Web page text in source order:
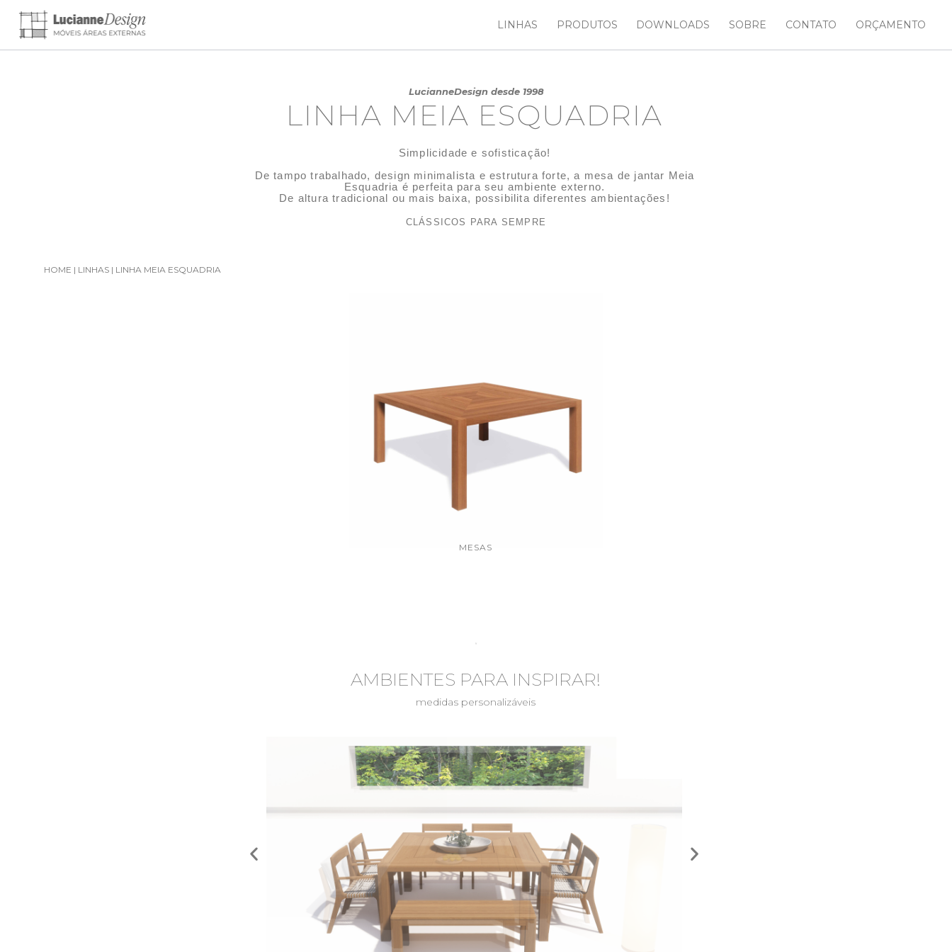
LINHAS PRODUTOS DOWNLOADS SOBRE CONTATO ORÇAMENTO
LucianneDesign desde 1998
LINHA MEIA ESQUADRIA
Simplicidade e sofisticação!
De tampo trabalhado, design minimalista e estrutura forte, a mesa de jantar Meia
Esquadria é perfeita para seu ambiente externo.
De altura tradicional ou mais baixa, possibilita diferentes ambientações!
CLÁSSICOS PARA SEMPRE
HOME | LINHAS | LINHA MEIA ESQUADRIA
MESAS
AMBIENTES PARA INSPIRAR!
medidas personalizáveis